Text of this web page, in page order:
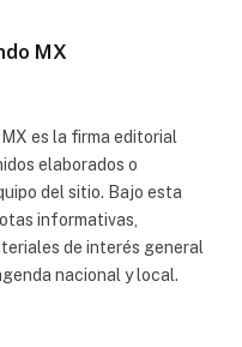
MX
es la firma editorial
elaborados o
del sitio. Bajo esta
informativas,
de interés general
nacional y local.